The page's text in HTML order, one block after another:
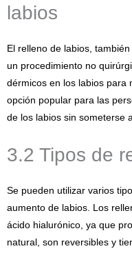
labios
El relleno de labios,
un procedimiento no
dérmicos en los labios para
opción popular para las
de los labios sin someterse
3.2 Tipos de
Se pueden utilizar varios
aumento de labios. Los
ácido hialurónico, ya que
natural, son reversibles y